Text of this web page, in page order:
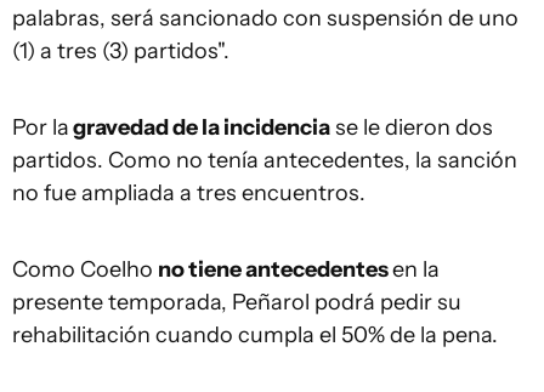
palabras, será sancionado con suspensión de uno
(1) a tres (3) partidos".
Por lagravedad de la incidenciase le dieron dos
partidos. Como no tenía antecedentes, la sanción
no fue ampliada a tres encuentros.
Como Coelho no tiene antecedentesen la
presente temporada, Peñarol podrá pedir su
rehabilitación cuando cumpla el 50% de la pena.